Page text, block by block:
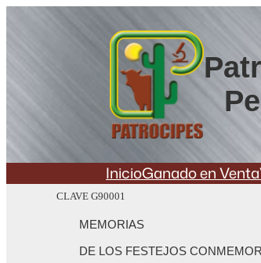
InicioGanado en Venta
CLAVE G90001
MEMORIAS
DE LOS FESTEJOS